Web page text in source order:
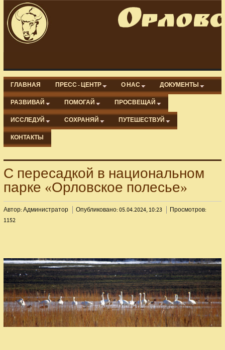
ГЛАВНАЯ ПРЕСС - ЦЕНТР О НАС ДОКУМЕНТЫ
РАЗВИВАЙ ПОМОГАЙ ПРОСВЕЩАЙ
ИССЛЕДУЙ СОХРАНЯЙ ПУТЕШЕСТВУЙ
КОНТАКТЫ
С пересадкой в национальном
парке «Орловское полесье»
Автор: Администратор Опубликовано: 05.04.2024, 10:23
Просмотров:
1152